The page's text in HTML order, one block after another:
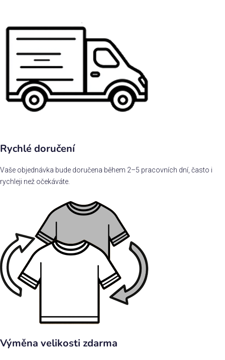
Rychlé doručení
Vaše objednávka bude doručena během 2–5 pracovních dní, často i
rychleji než očekáváte.
Výměna velikosti zdarma